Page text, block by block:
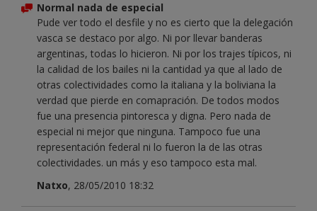
Normal nada de especial
Pude ver todo el desfile y no es cierto que la delegación
vasca se destaco por algo. Ni por llevar banderas
argentinas, todas lo hicieron. Ni por los trajes típicos, ni
la calidad de los bailes ni la cantidad ya que al lado de
otras colectividades como la italiana y la boliviana la
verdad que pierde en comapración. De todos modos
fue una presencia pintoresca y digna. Pero nada de
especial ni mejor que ninguna. Tampoco fue una
representación federal ni lo fueron la de las otras
colectividades. un más y eso tampoco esta mal.
Natxo, 28/05/2010 18:32